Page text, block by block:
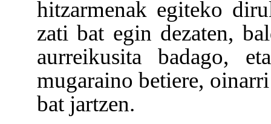
hitzarmenak egiteko
zati bat egin dezaten,
aurreikusita badago,
mugaraino betiere,
bat jartzen.